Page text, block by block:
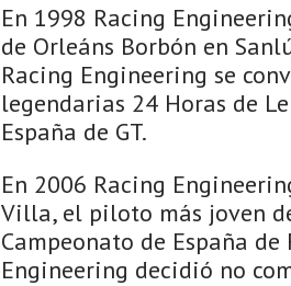
En 1998 Racing
de Orleáns Borbón en
Racing Engineering se
legendarias 24 Horas de
España de GT.
En 2006 Racing
Villa, el piloto más joven
Campeonato de España
Engineering decidió no